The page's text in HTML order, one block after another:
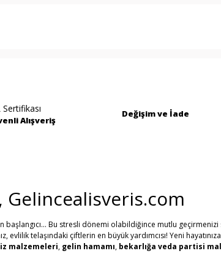
Gönder
Sertifikası
Alışveriş
Değişim ve İade
Gelincealisveris.com
başlangıcı... Bu stresli dönemi olabildiğince mutlu
telaşındaki çiftlerin en büyük yardımcısı! Yeni
malzemeleri, gelin hamamı, bekarlığa veda partisi